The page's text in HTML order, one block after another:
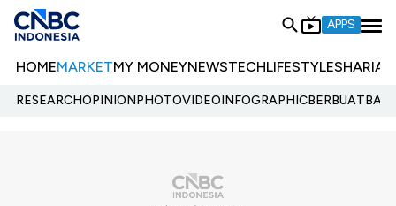
APPS
HOMEMARKETMY MONEYNEWSTECHLIFESTYLESHARIA
RESEARCHOPINIONPHOTOVIDEOINFOGRAPHIC